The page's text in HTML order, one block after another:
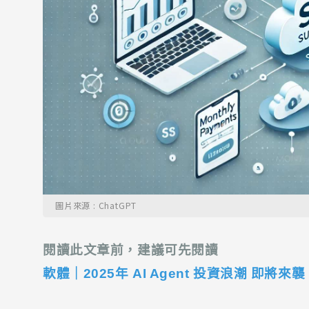
圖片來源 : ChatGPT
閱讀此文章前， 建議可先閱讀
軟體｜2025年 AI Agent 投資浪潮 即將來